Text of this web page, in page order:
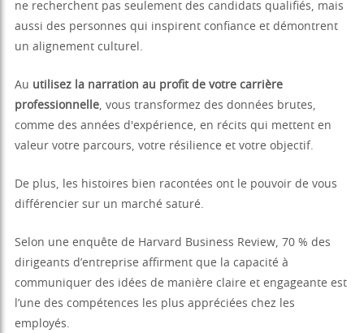
ne recherchent pas seulement des candidats qualifiés, mais
aussi des personnes qui inspirent confiance et démontrent
un alignement culturel.
Au utilisez la narration au profit de votre carrière
professionnelle, vous transformez des données brutes,
comme des années d'expérience, en récits qui mettent en
valeur votre parcours, votre résilience et votre objectif.
De plus, les histoires bien racontées ont le pouvoir de vous
différencier sur un marché saturé.
Selon une enquête de Harvard Business Review, 70 % des
dirigeants d’entreprise affirment que la capacité à
communiquer des idées de manière claire et engageante est
l’une des compétences les plus appréciées chez les
employés.